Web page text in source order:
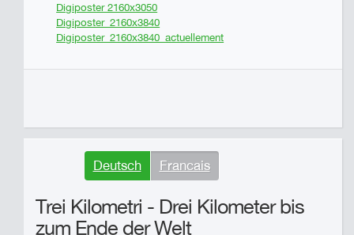
Digiposter 2160x3050
Digiposter_2160x3840
Digiposter_2160x3840_actuellement
Deutsch Francais
Trei Kilometri - Drei Kilometer bis
zum Ende der Welt